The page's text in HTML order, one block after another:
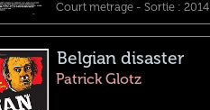
Court metrage - Sortie : 2014
Belgian disaster
Patrick Glotz